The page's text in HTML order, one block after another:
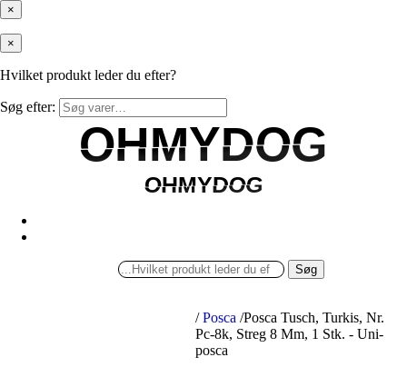
×
×
Hvilket produkt leder du efter?
Søg efter:
OHMYDOG
OHMYDOG
OHMYDOG
OHMYDOG
Søg
/ Posca /Posca Tusch, Turkis, Nr.
Pc-8k, Streg 8 Mm, 1 Stk. - Uni-
posca